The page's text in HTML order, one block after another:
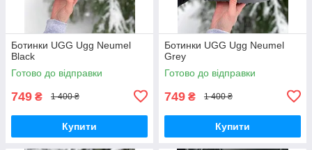
Ботинки UGG Ugg Neumel
Black
Готово до відправки
749 ₴ 1 400 ₴
Купити
Ботинки UGG Ugg Neumel
Grey
Готово до відправки
749 ₴ 1 400 ₴
Купити